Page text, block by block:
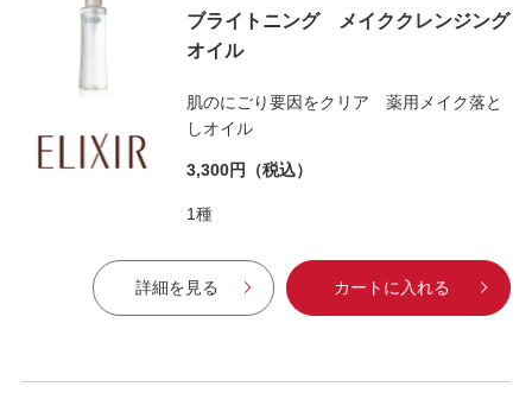
ブライトニング メイククレンジング
オイル
肌のにごり要因をクリア 薬用メイク落と
しオイル
3,300円 （税込）
1種
詳細を見る カートに入れる